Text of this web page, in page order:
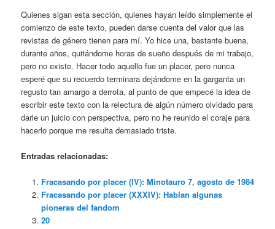
Quienes sigan esta sección, quienes hayan leído simplemente el
comienzo de este texto, pueden darse cuenta del valor que las
revistas de género tienen para mí. Yo hice una, bastante buena,
durante años, quitándome horas de sueño después de mi trabajo,
pero no existe. Hacer todo aquello fue un placer, pero nunca
esperé que su recuerdo terminara dejándome en la garganta un
regusto tan amargo a derrota, al punto de que empecé la idea de
escribir este texto con la relectura de algún número olvidado para
darle un juicio con perspectiva, pero no he reunido el coraje para
hacerlo porque me resulta demasiado triste.
Entradas relacionadas:
Fracasando por placer (IV): Minotauro 7, agosto de 1984
Fracasando por placer (XXXIV): Hablan algunas
pioneras del fandom
20